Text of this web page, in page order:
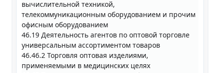
вычислительной техникой,
телекоммуникационным оборудованием и прочим
офисным оборудованием
46.19 Деятельность агентов по оптовой торговле
универсальным ассортиментом товаров
46.46.2 Торговля оптовая изделиями,
применяемыми в медицинских целях